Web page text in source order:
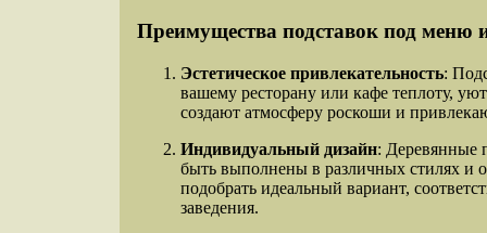
Преимущества подставок под меню
Эстетическое привлекательность:
вашему ресторану или кафе теплоту,
создают атмосферу роскоши и
Индивидуальный дизайн: Деревянные
быть выполнены в различных стилях и
подобрать идеальный вариант,
заведения.